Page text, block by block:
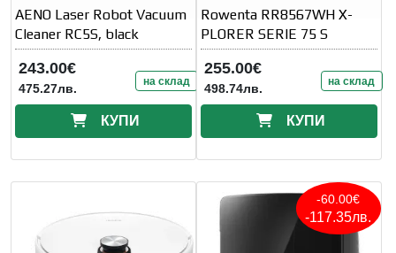
AENO Laser Robot Vacuum
Cleaner RC5S, black
243.00€
475.27лв. на склад
КУПИ
Rowenta RR8567WH X-
PLORER SERIE 75 S
255.00€
498.74лв. на склад
КУПИ
-60.00€
-117.35лв.